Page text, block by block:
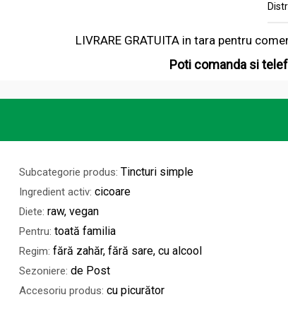
LIVRARE GRATUITA in tara pentru
Poti comanda si
Subcategorie produs: Tincturi simple
Ingredient activ: cicoare
Diete: raw, vegan
Pentru: toată familia
Regim: fără zahăr, fără sare, cu alcool
Sezoniere: de Post
Accesoriu produs: cu picurător